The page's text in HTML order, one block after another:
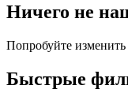
Ничего не
Попробуйте
Быстрые